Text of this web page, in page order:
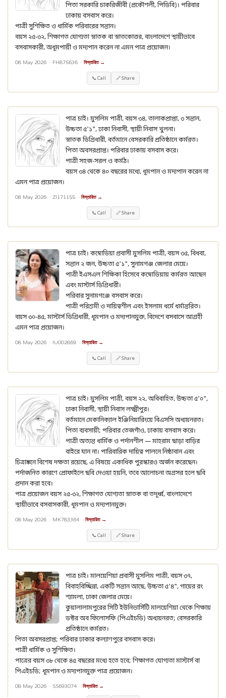
পিতা সরকারি চাকরিজীবী (প্রকৌশলী, পিডিবি)। পরিবার
ঢাকায় বসবাস করে।
পাত্রী সুশিক্ষিত ও ধার্মিক পরিবারের সন্তান।
বয়স ২৫-৩২, শিক্ষাগত যোগ্যতা স্নাতক বা স্নাতকোত্তর, বাংলাদেশে স্থায়ীভাবে
বসবাসকারী, অধূমপায়ী ও মদ্যপান করেন না এমন পাত্র প্রয়োজন।
08 May 2026 · FH875636 · বিস্তারিত →
📞 Call 🔗 Share
পাত্র চাই। মুসলিম পাত্রী, বয়স ৩৪, তালাকপ্রাপ্তা, ৩ সন্তান,
উচ্চতা ৫'১", ঢাকা নিবাসী, স্থায়ী নিবাস খুলনা।
স্নাতক ডিগ্রিধারী, বর্তমানে বেসরকারি প্রতিষ্ঠানে কর্মরত।
পিতা অবসরপ্রাপ্ত। পরিবার ঢাকায় বসবাস করে।
পাত্রী সহজ-সরল ও কর্মঠ।
বয়স ৩৪ থেকে ৪০ বছরের মধ্যে, ধূমপান ও মদ্যপান করেন না
এমন পাত্র প্রয়োজন।
08 May 2026 · ZI171155 · বিস্তারিত →
📞 Call 🔗 Share
পাত্র চাই। কম্বোডিয়া প্রবাসী মুসলিম পাত্রী, বয়স ৩৫, বিধবা,
সন্তান ২ জন, উচ্চতা ৫'১", সুনামগঞ্জ জেলার মেয়ে।
পাত্রী ইএসএল শিক্ষিকা হিসেবে কম্বোডিয়ায় কর্মরত আছেন
এবং মাস্টার্স ডিগ্রিধারী।
পরিবার সুনামগঞ্জে বসবাস করে।
পাত্রী পরিশ্রমী ও দায়িত্বশীল এবং ইসলাম ধর্মে ধর্মান্তরিত।
বয়স ৩০-৪৫, মাস্টার্স ডিগ্রিধারী, ধূমপান ও মদ্যপানমুক্ত, বিদেশে বসবাসে আগ্রহী
এমন পাত্র প্রয়োজন।
08 May 2026 · IU002869 · বিস্তারিত →
📞 Call 🔗 Share
পাত্র চাই। মুসলিম পাত্রী, বয়স ২২, অবিবাহিত, উচ্চতা ৫'০",
ঢাকা নিবাসী, স্থায়ী নিবাস লক্ষ্মীপুর।
বর্তমানে মেকানিক্যাল ইঞ্জিনিয়ারিংয়ে বিএসসি অধ্যয়নরত।
পিতা ব্যবসায়ী; পরিবার তেজগাঁও, ঢাকায় বসবাস করে।
পাত্রী অত্যন্ত ধার্মিক ও পর্দানশীল — মাহরাম ছাড়া বাড়ির
বাইরে যান না। পারিবারিক দায়িত্ব পালনে নিষ্ঠাবান এবং
চিত্রাঙ্কনে বিশেষ দক্ষতা রয়েছে, এ বিষয়ে একাধিক পুরস্কারও অর্জন করেছেন।
পর্দাজনিত কারণে প্রোফাইলে ছবি দেওয়া হয়নি, তবে আলোচনা অগ্রসর হলে ছবি
প্রদান করা হবে।
পাত্র প্রয়োজন বয়স ২৫-৩২, শিক্ষাগত যোগ্যতা স্নাতক বা তদূর্ধ্ব, বাংলাদেশে
স্থায়ীভাবে বসবাসকারী, ধূমপান ও মদ্যপানমুক্ত।
08 May 2026 · MK783364 · বিস্তারিত →
📞 Call 🔗 Share
পাত্র চাই। মালয়েশিয়া প্রবাসী মুসলিম পাত্রী, বয়স ৩৭,
বিবাহবিচ্ছিন্না, একটি সন্তান আছে, উচ্চতা ৫'৪", গায়ের রং
শ্যামলা, ঢাকা জেলার মেয়ে।
কুয়ালালামপুরের সিটি ইউনিভার্সিটি মালয়েশিয়া থেকে শিক্ষায়
ডক্টর অব ফিলোসফি (পিএইচডি) অধ্যয়নরত; বেসরকারি
প্রতিষ্ঠানে কর্মরত।
পিতা অবসরপ্রাপ্ত; পরিবার ঢাকার কল্যাণপুরে বসবাস করে।
পাত্রী ধার্মিক ও সুশিক্ষিত।
পাত্রের বয়স ৩৮ থেকে ৪৫ বছরের মধ্যে হতে হবে; শিক্ষাগত যোগ্যতা মাস্টার্স বা
পিএইচডি; ধূমপান ও মদ্যপানমুক্ত পাত্র প্রয়োজন।
08 May 2026 · SS693074 · বিস্তারিত →